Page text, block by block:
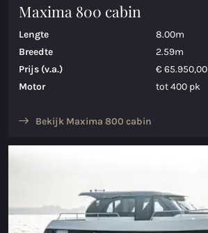
Maxima 600 Elektrisch
Maxima 620 MC Elektrisch
Maxima 630 Elektrisch
Maxima 720 retro Elektrisch
Maxima 650 Flying Lounge Elektrisch
Maxima 800 cabin
Lengte
8.00m
Breedte
2.59m
Prijs (v.a.)
€ 65.950,00
Motor
tot 400 pk
Bekijk Maxima 800 cabin